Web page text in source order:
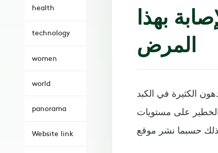
health
technology
women
world
panorama
Website link
بهذا
المرض
الكثيرة في الكبد
الخطير على مستويات